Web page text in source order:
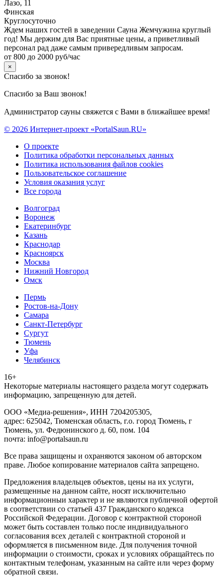
Лазо, 11
Финская
Круглосуточно
Ждем наших гостей в заведении Сауна Жемчужина круглый
год! Мы держим для Вас приятные цены, а приветливый
персонал рад даже самым привередливым запросам.
от 800 до 2000 руб/час
×
Спасибо за звонок!
Спасибо за Ваш звонок!
Администратор сауны свяжется с Вами в ближайшее время!
© 2026 Интернет-проект «PortalSaun.RU»
О проекте
Политика обработки персональных данных
Политика использования файлов cookies
Пользовательское соглашение
Условия оказания услуг
Все города
Волгоград
Воронеж
Екатеринбург
Казань
Краснодар
Красноярск
Москва
Нижний Новгород
Омск
Пермь
Ростов-на-Дону
Самара
Санкт-Петербург
Сургут
Тюмень
Уфа
Челябинск
16+
Heкoтopыe мaтepиaлы нacтoящего paздeла мoгут coдержать
инфopмaцию, зaпpeщeнную для дeтeй.
ООО «Медиа-решения», ИНН 7204205305,
адрес: 625042, Тюменская область, г.о. город Тюмень, г
Тюмень, ул. Федюнинского д. 60, пом. 104
почта: info@portalsaun.ru
Вce прaвa зaщищeны и oxpaняютcя зaкoнoм oб aвтopcкoм
прaве. Любoe кoпиpoвaниe мaтepиaлов caйтa зaпpeщeнo.
Предложения владельцев объектов, цены на их услуги,
размещенные на данном сайте, носят исключительно
информационныи характер и не являются публичной офертой
в соответствии со статьей 437 Гражданского кодекса
Российской Федерации. Договор с контрактной стороной
может быть составлен только после индивидуального
согласования всех деталей с контрактной стороной и
оформляется в письменном виде. Для получения точной
информации о стоимости, сроках и условиях обращайтесь по
контактным телефонам, указанным на сайте или через форму
обратной связи.